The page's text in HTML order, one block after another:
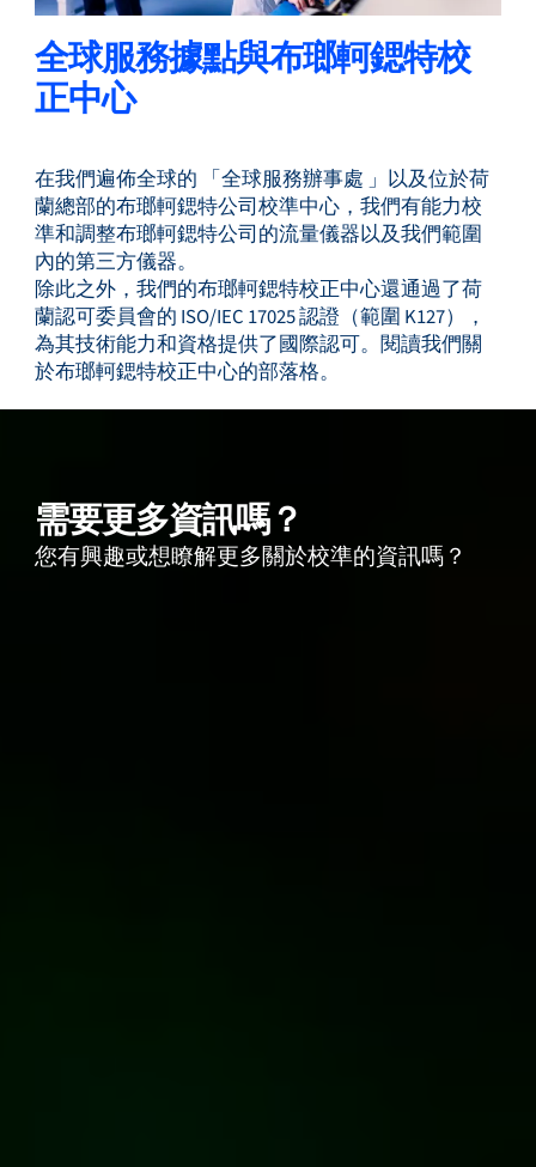
全球服務據點與布瑯軻鍶特校
正中心
在我們遍佈全球的 「全球服務辦事處 」以及位於荷
蘭總部的布瑯軻鍶特公司校準中心，我們有能力校
準和調整布瑯軻鍶特公司的流量儀器以及我們範圍
內的第三方儀器。
除此之外，我們的布瑯軻鍶特校正中心還通過了荷
蘭認可委員會的 ISO/IEC 17025 認證（範圍 K127），
為其技術能力和資格提供了國際認可。閱讀我們關
於布瑯軻鍶特校正中心的部落格。
需要更多資訊嗎？
您有興趣或想瞭解更多關於校準的資訊嗎？